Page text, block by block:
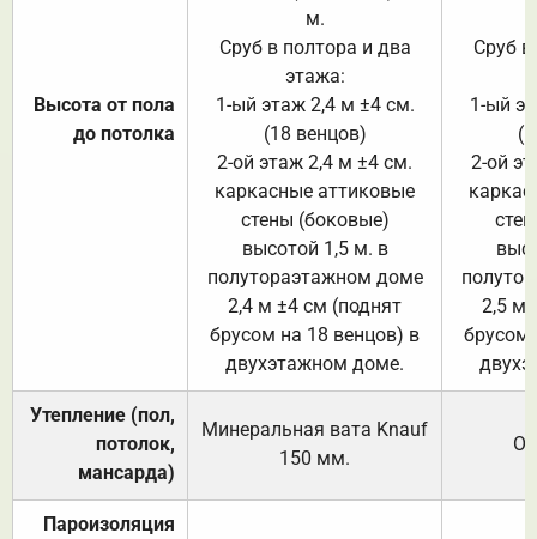
Высота от пола
до потолка
м.
Сруб в полтора и два
этажа:
1-ый этаж 2,4 м ±4 см.
(18 венцов)
2-ой этаж 2,4 м ±4 см.
каркасные аттиковые
стены (боковые)
высотой 1,5 м. в
полутораэтажном доме
2,4 м ±4 см (поднят
брусом на 18 венцов) в
двухэтажном доме.
Сруб
1-ый
2-ой
2,5 м
брусом
Утепление (пол,
потолок,
мансарда)
Минеральная вата Knauf
150 мм.
Пароизоляция